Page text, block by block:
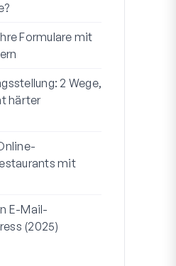
Formulare mit
2 Wege,
härter
mit
E-Mail-
(2025)